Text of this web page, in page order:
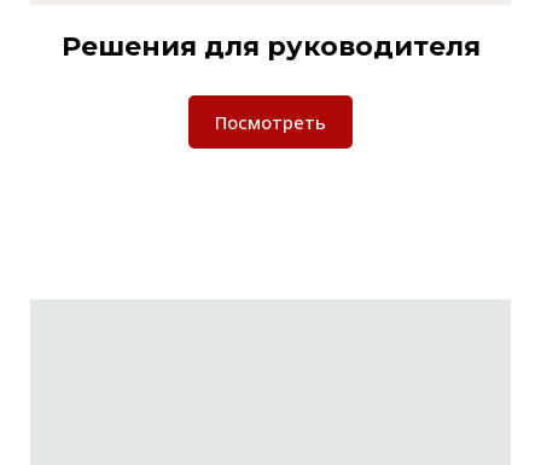
Решения для руководителя
Посмотреть